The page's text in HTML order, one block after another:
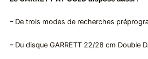
– De trois modes de recherches
– Du disque GARRETT 22/28 cm Double D.